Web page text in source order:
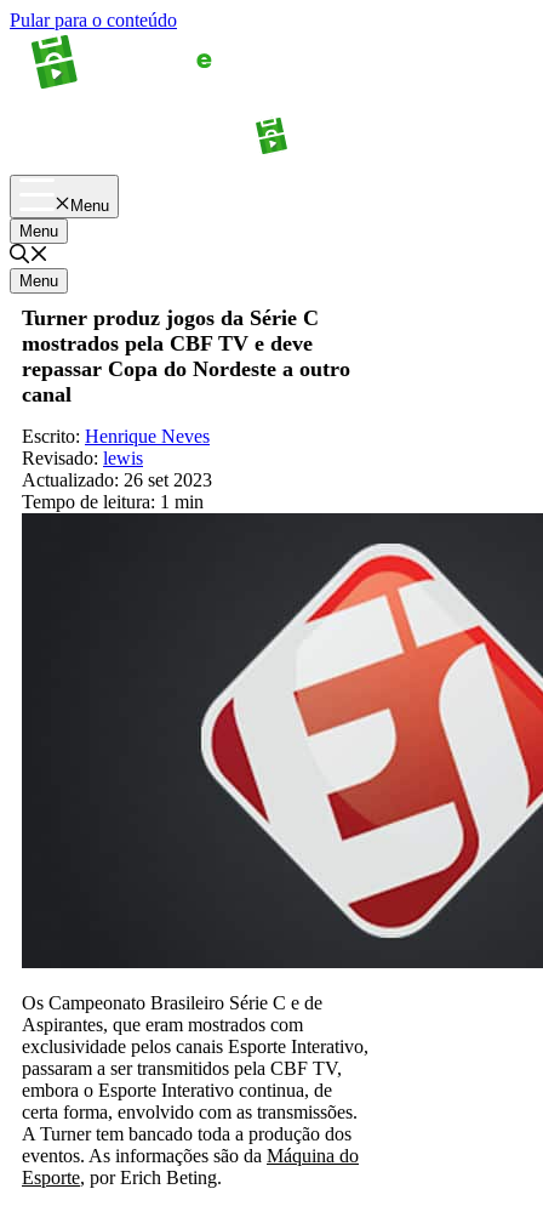
Pular para o conteúdo
Menu
Menu
Menu
Turner produz jogos da Série C
mostrados pela CBF TV e deve
repassar Copa do Nordeste a outro
canal
Escrito: Henrique Neves
Revisado: lewis
Actualizado: 26 set 2023
Tempo de leitura: 1 min
Os Campeonato Brasileiro Série C e de
Aspirantes, que eram mostrados com
exclusividade pelos canais Esporte Interativo,
passaram a ser transmitidos pela CBF TV,
embora o Esporte Interativo continua, de
certa forma, envolvido com as transmissões.
A Turner tem bancado toda a produção dos
eventos. As informações são da Máquina do
Esporte, por Erich Beting.